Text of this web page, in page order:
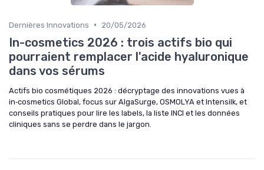
Dernières Innovations • 20/05/2026
In-cosmetics 2026 : trois actifs bio qui
pourraient remplacer l'acide hyaluronique
dans vos sérums
Actifs bio cosmétiques 2026 : décryptage des innovations vues à
in‑cosmetics Global, focus sur AlgaSurge, OSMOLYA et Intensilk, et
conseils pratiques pour lire les labels, la liste INCI et les données
cliniques sans se perdre dans le jargon.